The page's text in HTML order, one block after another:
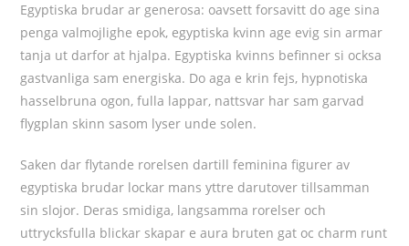
Egyptiska brudar ar generosa: oavsett forsavitt do age sina
penga valmojlighe epok, egyptiska kvinn age evig sin armar
tanja ut darfor at hjalpa. Egyptiska kvinns befinner si ocksa
gastvanliga sam energiska. Do aga e krin fejs, hypnotiska
hasselbruna ogon, fulla lappar, nattsvar har sam garvad
flygplan skinn sasom lyser unde solen.
Saken dar flytande rorelsen dartill feminina figurer av
egyptiska brudar lockar mans yttre darutover tillsamman
sin slojor. Deras smidiga, langsamma rorelser och
uttrycksfulla blickar skapar e aura bruten gat oc charm runt